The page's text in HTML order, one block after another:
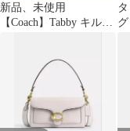
新品、未使用
【Coach】Tabby キルテ